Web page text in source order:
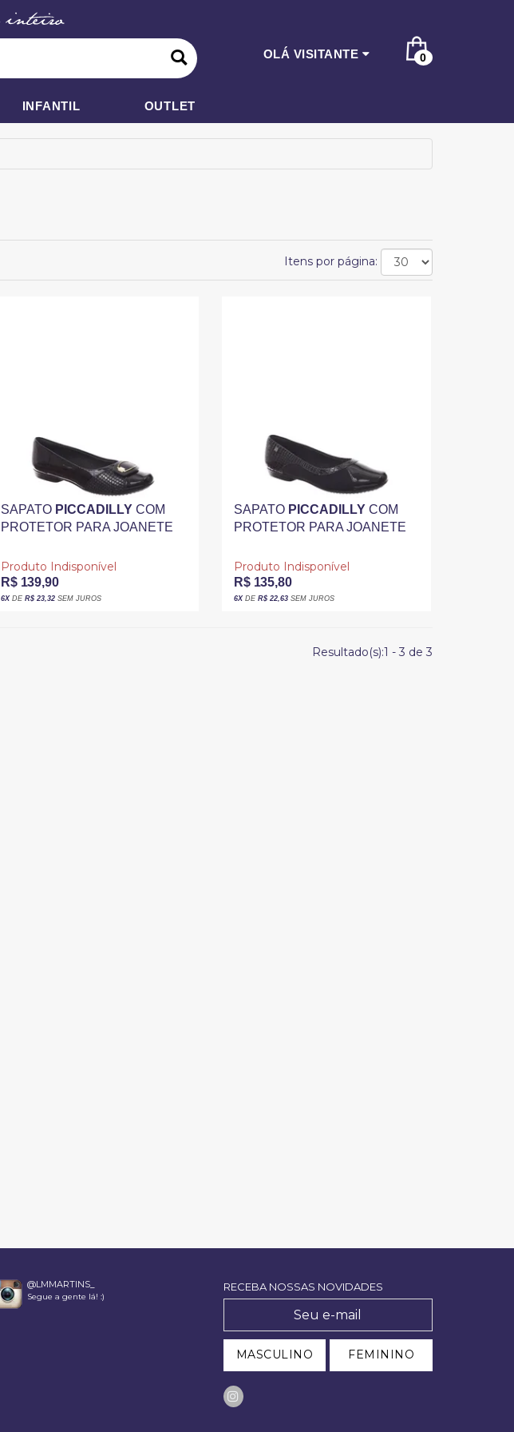
OLÁ VISITANTE 0
INFANTIL OUTLET
Itens por página:
SAPATO PICCADILLY COM
PROTETOR PARA JOANETE
PRETO
Produto Indisponível
R$ 139,90
6XDER$ 23,32 SEM JUROS
SAPATO PICCADILLYCOM
PROTETOR PARA JOANETE
PRETO
Produto Indisponível
R$ 135,80
6XDE R$ 22,63SEM JUROS
Resultado(s):1 -3 de3
@LMMARTINS_
Segue a gente lá! :)
RECEBA NOSSAS NOVIDADES
MASCULINO FEMININO